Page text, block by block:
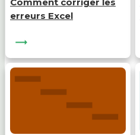
Comment corriger les
erreurs Excel